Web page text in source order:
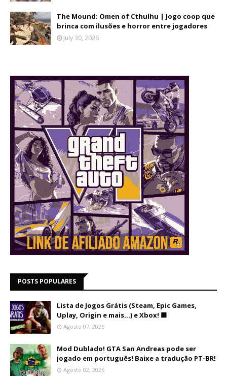
The Mound: Omen of Cthulhu | Jogo coop que
brinca com ilusões e horror entre jogadores
July 30, 2026
POSTS POPULARES
Lista de Jogos Grátis (Steam, Epic Games,
Uplay, Origin e mais...) e Xbox! 🟩
Agosto 07, 2026
Mod Dublado! GTA San Andreas pode ser
jogado em português! Baixe a tradução PT-BR!
Agosto 02, 2026